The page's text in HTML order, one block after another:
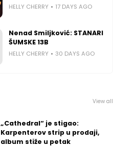
HELLY CHERRY 17 DAYS AGO
Nenad Smiljković: STANARI
ŠUMSKE 13B
HELLY CHERRY 30 DAYS AGO
View all
„Cathedral“ je stigao:
Karpenterov strip u prodaji,
album stiže u petak